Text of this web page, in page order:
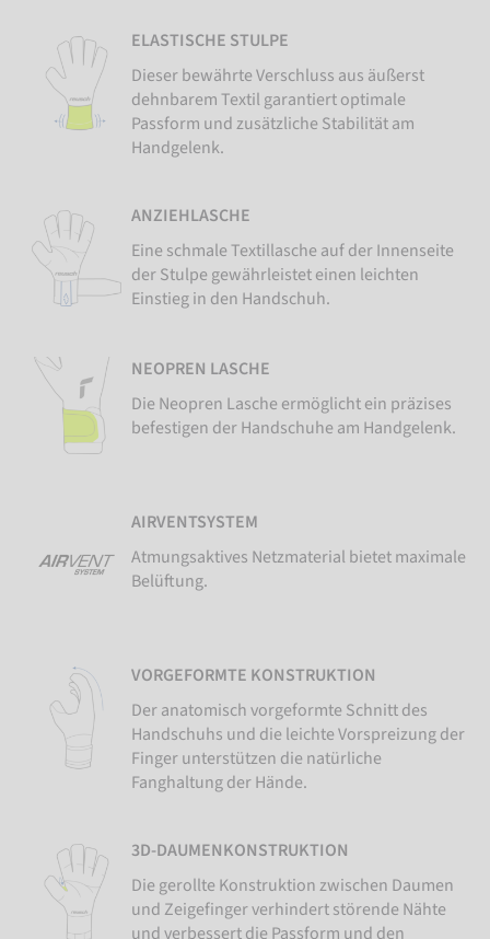
ELASTISCHE STULPE
Dieser bewährte Verschluss aus äußerst
dehnbarem Textil garantiert optimale
Passform und zusätzliche Stabilität am
Handgelenk.
ANZIEHLASCHE
Eine schmale Textillasche auf der Innenseite
der Stulpe gewährleistet einen leichten
Einstieg in den Handschuh.
NEOPREN LASCHE
Die Neopren Lasche ermöglicht ein präzises
befestigen der Handschuhe am Handgelenk.
AIRVENTSYSTEM
Atmungsaktives Netzmaterial bietet maximale
Belüftung.
VORGEFORMTE KONSTRUKTION
Der anatomisch vorgeformte Schnitt des
Handschuhs und die leichte Vorspreizung der
Finger unterstützen die natürliche
Fanghaltung der Hände.
3D-DAUMENKONSTRUKTION
Die gerollte Konstruktion zwischen Daumen
und Zeigefinger verhindert störende Nähte
und verbessert die Passform und den